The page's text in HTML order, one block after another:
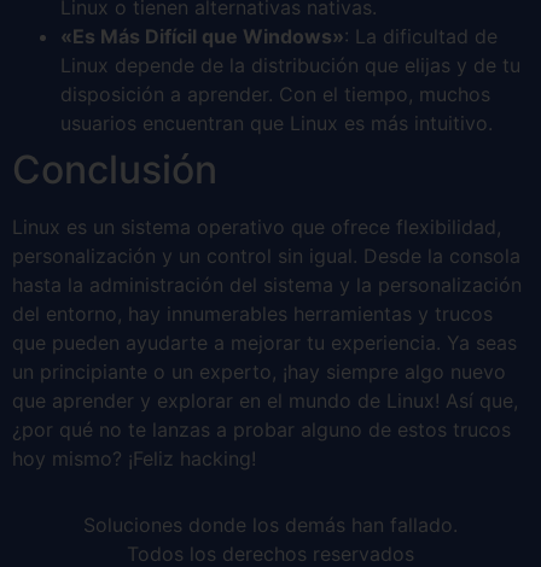
Linux o tienen alternativas nativas.
«Es Más Difícil que Windows»: La dificultad de
Linux depende de la distribución que elijas y de tu
disposición a aprender. Con el tiempo, muchos
usuarios encuentran que Linux es más intuitivo.
Conclusión
Linux es un sistema operativo que ofrece flexibilidad,
personalización y un control sin igual. Desde la consola
hasta la administración del sistema y la personalización
del entorno, hay innumerables herramientas y trucos
que pueden ayudarte a mejorar tu experiencia. Ya seas
un principiante o un experto, ¡hay siempre algo nuevo
que aprender y explorar en el mundo de Linux! Así que,
¿por qué no te lanzas a probar alguno de estos trucos
hoy mismo? ¡Feliz hacking!
Soluciones donde los demás han fallado.
Todos los derechos reservados